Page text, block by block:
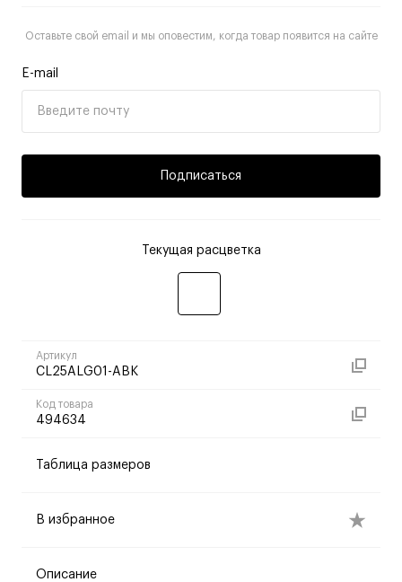
Оставьте свой email и мы оповестим, когда товар появится на сайте
E-mail
Подписаться
Текущая расцветка
Артикул
CL25ALG01-ABK
Код товара
494634
Таблица размеров
В избранное
Описание